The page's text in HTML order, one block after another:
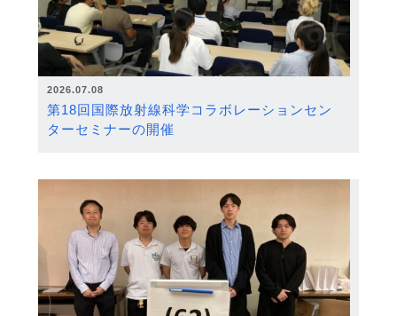
2026.07.08
第18回国際放射線科学コラボレーションセン
ターセミナーの開催